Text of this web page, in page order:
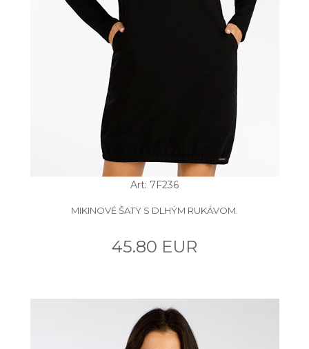
Art: 7F236
MIKINOVÉ ŠATY S DLHÝM RUKÁVOM.
45.80 EUR